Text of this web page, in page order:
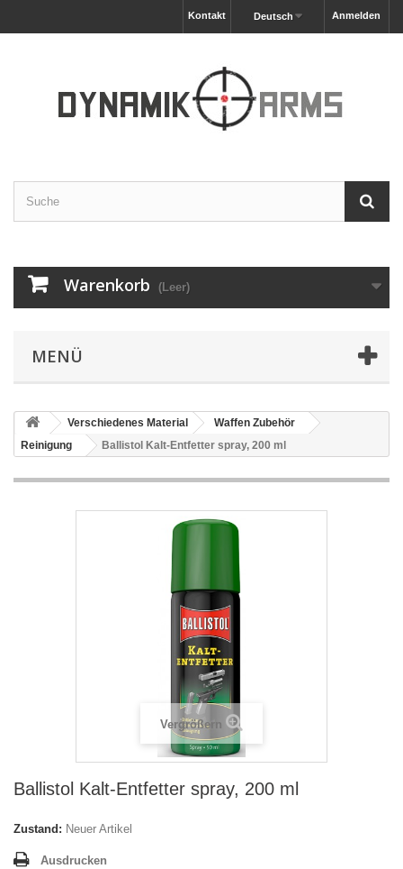
Anmelden
Deutsch
Kontakt
Warenkorb (Leer)
MENÜ
Verschiedenes Material
Waffen Zubehör
Reinigung
Ballistol Kalt-Entfetter spray, 200 ml
Vergrößern
Ballistol Kalt-Entfetter spray, 200 ml
Zustand: Neuer Artikel
Ausdrucken